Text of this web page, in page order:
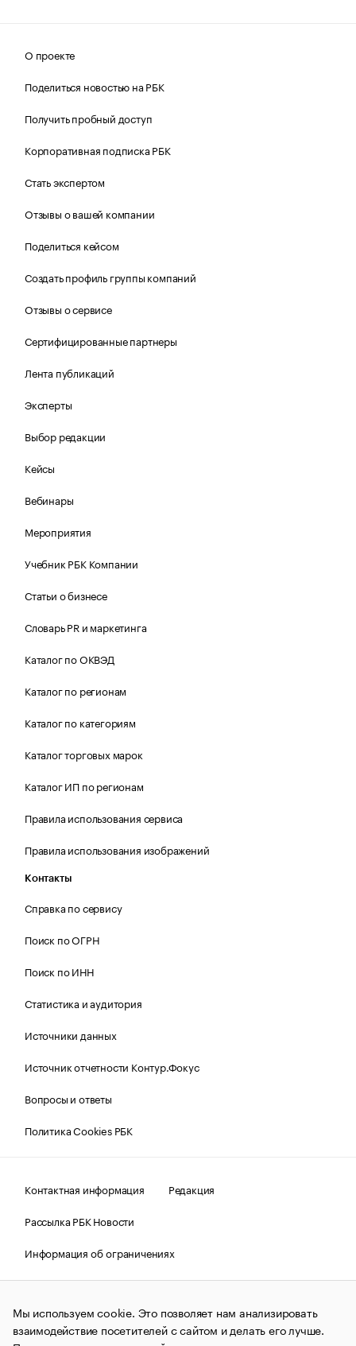
О проекте
Поделиться новостью на РБК
Получить пробный доступ
Корпоративная подписка РБК
Стать экспертом
Отзывы о вашей компании
Поделиться кейсом
Создать профиль группы компаний
Отзывы о сервисе
Сертифицированные партнеры
Лента публикаций
Эксперты
Выбор редакции
Кейсы
Вебинары
Мероприятия
Учебник РБК Компании
Статьи о бизнесе
Словарь PR и маркетинга
Каталог по ОКВЭД
Каталог по регионам
Каталог по категориям
Каталог торговых марок
Каталог ИП по регионам
Правила использования сервиса
Правила использования изображений
Контакты
Справка по сервису
Поиск по ОГРН
Поиск по ИНН
Статистика и аудитория
Источники данных
Источник отчетности Контур.Фокус
Вопросы и ответы
Политика Cookies РБК
Контактная информация
Редакция
Рассылка РБК Новости
Информация об ограничениях
Правовая информация
О соблюдении авторских прав
© АО «РОСБИЗНЕСКОНСАЛТИНГ»,1995–2026.Сообщения
и материалы информационного агентства «РБК»
(зарегистрировано Федеральной службой по надзору в сфере
Мы используем cookie. Это позволяет нам анализировать
взаимодействие посетителей с сайтом и делать его лучше.